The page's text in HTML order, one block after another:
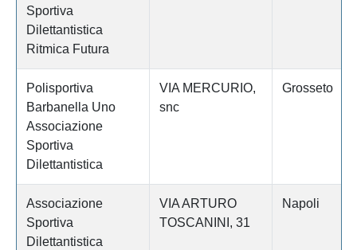
Sportiva
Dilettantistica
Ritmica Futura
Polisportiva
Barbanella Uno
Associazione
Sportiva
Dilettantistica
VIA MERCURIO,
snc
Grosseto
Associazione
Sportiva
Dilettantistica
VIA ARTURO
TOSCANINI, 31
Napoli